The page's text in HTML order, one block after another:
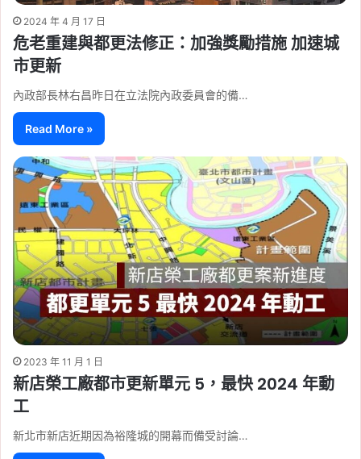
2024 年 4 月 17 日
危老重建與都更法修正：加強獎勵措施 加速城
市更新
內政部長林右昌昨日在立法院內政委員會的備…
Read More »
2023 年 11 月 1 日
新店榮工廠都市更新單元 5，最快 2024 年動
工
新北市新店近期因為裕隆城的開幕而備受討論…